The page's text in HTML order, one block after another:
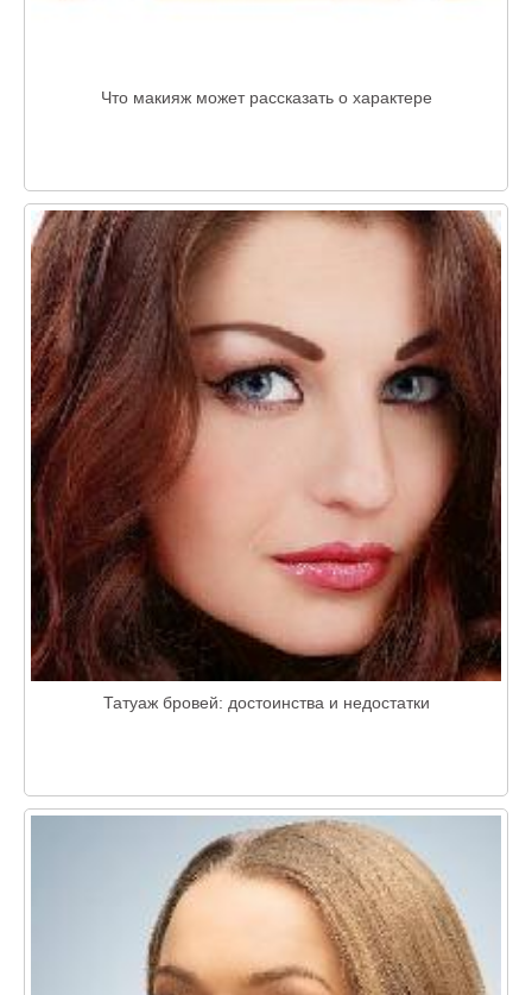
Что макияж может рассказать о характере
Татуаж бровей: достоинства и недостатки